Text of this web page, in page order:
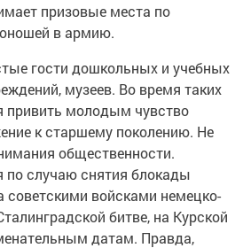
призовые места по
в армию.
гости дошкольных и учебных
музеев. Во время таких
привить молодым чувство
к старшему поколению. Не
общественности.
по случаю снятия блокады
советскими войсками немецко-
битве, на Курской
датам. Правда,